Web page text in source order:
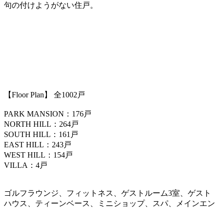
句の付けようがない住戸。
【Floor Plan 】 全1002戸
PARK MANSION：176戸
NORTH HILL：264戸
SOUTH HILL：161戸
EAST HILL：243戸
WEST HILL：154戸
VILLA：4戸
ゴルフラウンジ、フィットネス、ゲストルーム3室、ゲスト
ハウス、ティーンベース、ミニショップ、スパ、メインエン